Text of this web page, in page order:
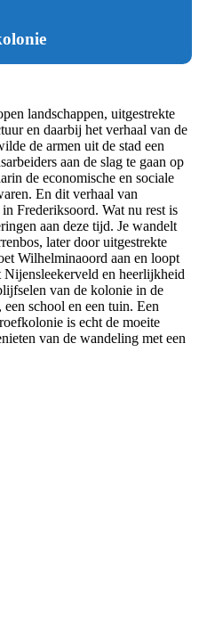
landschappen, uitgestrekte
en daarbij het verhaal van de
de armen uit de stad een
aan de slag te gaan op
de economische en sociale
En dit verhaal van
Frederiksoord. Wat nu rest is
aan deze tijd. Je wandelt
later door uitgestrekte
Wilhelminaoord aan en loopt
Nijensleekerveld en heerlijkheid
van de kolonie in de
school en een tuin. Een
is echt de moeite
van de wandeling met een